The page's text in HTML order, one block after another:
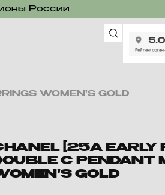
России
WOMEN'S GOLD
[25A EARLY
C PENDANT
GOLD